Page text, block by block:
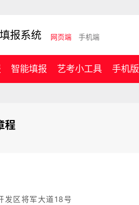
报系统 网页端 手机端
智能填报 艺考小工具 手机版
程
发区将军大道18号